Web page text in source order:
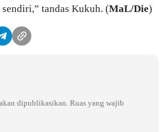
tandas Kukuh. (MaL/Die)
dipublikasikan. Ruas yang wajib